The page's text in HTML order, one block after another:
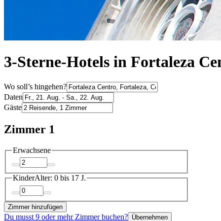
3-Sterne-Hotels in Fortaleza
Wo soll’s hingehen?
Daten
Gäste
Zimmer 1
Erwachsene
KinderAlter: 0 bis 17 J.
Zimmer hinzufügen
Du musst 9 oder mehr Zimmer buchen? Übernehmen